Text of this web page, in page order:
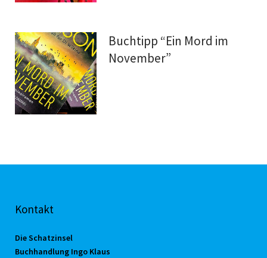
Buchtipp “Ein Mord im
November”
Kontakt
Die Schatzinsel
Buchhandlung Ingo Klaus